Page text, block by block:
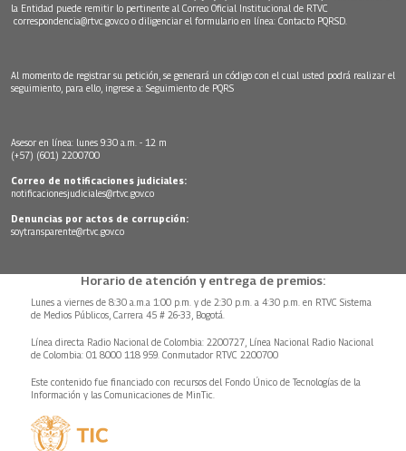
la Entidad puede remitir lo pertinente al Correo Oficial Institucional de RTVC
correspondencia@rtvc.gov.co o diligenciar el formulario en línea: Contacto PQRSD.
Al momento de registrar su petición, se generará un código con el cual usted podrá realizar el
seguimiento, para ello, ingrese a: Seguimiento de PQRS
Asesor en línea: lunes 9:30 a.m. - 12 m
(+57) (601) 2200700
Correo de notificaciones judiciales:
notificacionesjudiciales@rtvc.gov.co
Denuncias por actos de corrupción:
soytransparente@rtvc.gov.co
Horario de atención y entrega de premios:
Lunes a viernes de 8:30 a.m.a 1:00 p.m. y de 2:30 p.m. a 4:30 p.m. en RTVC Sistema
de Medios Públicos, Carrera 45 # 26-33, Bogotá.
Línea directa Radio Nacional de Colombia: 2200727, Línea Nacional Radio Nacional
de Colombia: 01 8000 118 959. Conmutador RTVC 2200700
Este contenido fue financiado con recursos del Fondo Único de Tecnologías de la
Información y las Comunicaciones de MinTic.